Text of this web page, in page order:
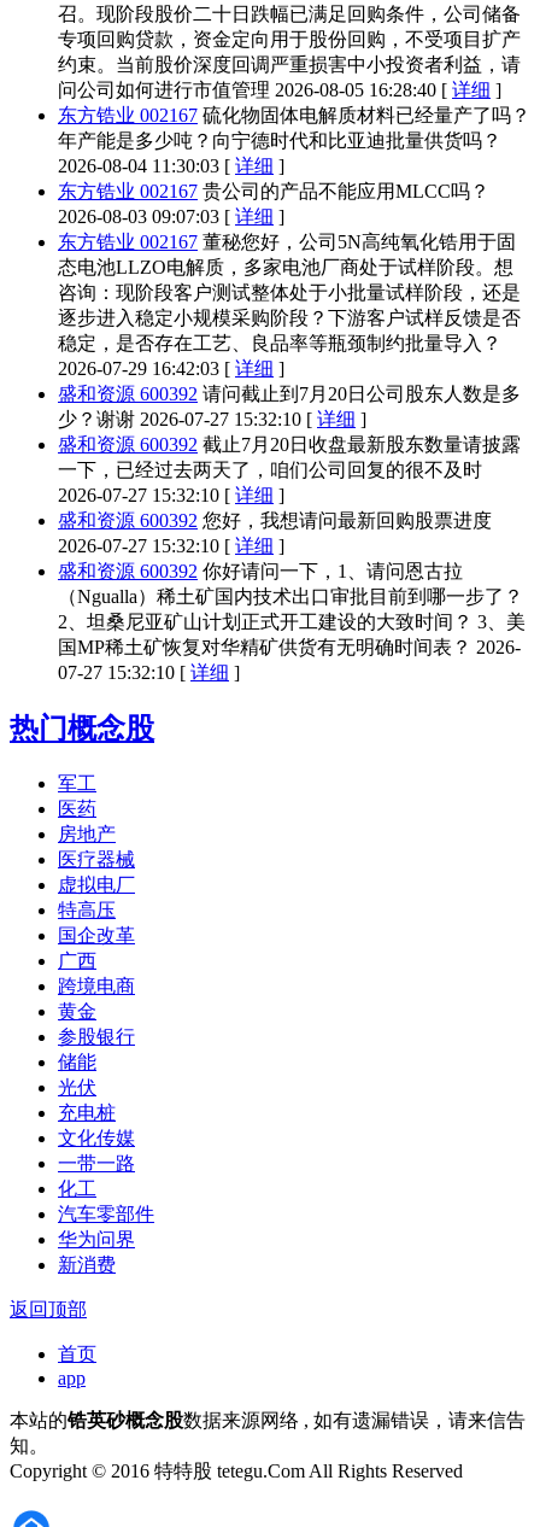
召。现阶段股价二十日跌幅已满足回购条件，公司储备
专项回购贷款，资金定向用于股份回购，不受项目扩产
约束。当前股价深度回调严重损害中小投资者利益，请
问公司如何进行市值管理 2026-08-05 16:28:40 [ 详细 ]
东方锆业 002167 硫化物固体电解质材料已经量产了吗？
年产能是多少吨？向宁德时代和比亚迪批量供货吗？
2026-08-04 11:30:03 [ 详细 ]
东方锆业 002167 贵公司的产品不能应用MLCC吗？
2026-08-03 09:07:03 [ 详细 ]
东方锆业 002167 董秘您好，公司5N高纯氧化锆用于固
态电池LLZO电解质，多家电池厂商处于试样阶段。想
咨询：现阶段客户测试整体处于小批量试样阶段，还是
逐步进入稳定小规模采购阶段？下游客户试样反馈是否
稳定，是否存在工艺、良品率等瓶颈制约批量导入？
2026-07-29 16:42:03 [ 详细 ]
盛和资源 600392 请问截止到7月20日公司股东人数是多
少？谢谢 2026-07-27 15:32:10 [ 详细 ]
盛和资源 600392 截止7月20日收盘最新股东数量请披露
一下，已经过去两天了，咱们公司回复的很不及时
2026-07-27 15:32:10 [ 详细 ]
盛和资源 600392 您好，我想请问最新回购股票进度
2026-07-27 15:32:10 [ 详细 ]
盛和资源 600392 你好请问一下，1、请问恩古拉
（Ngualla）稀土矿国内技术出口审批目前到哪一步了？
2、坦桑尼亚矿山计划正式开工建设的大致时间？ 3、美
国MP稀土矿恢复对华精矿供货有无明确时间表？ 2026-
07-27 15:32:10 [ 详细 ]
热门概念股
军工
医药
房地产
医疗器械
虚拟电厂
特高压
国企改革
广西
跨境电商
黄金
参股银行
储能
光伏
充电桩
文化传媒
一带一路
化工
汽车零部件
华为问界
新消费
返回顶部
首页
app
本站的锆英砂概念股数据来源网络 , 如有遗漏错误，请来信告
知。
Copyright © 2016 特特股 tetegu.Com All Rights Reserved